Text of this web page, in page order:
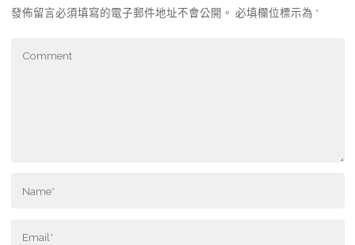
發佈留言必須填寫的電子郵件地址不會公開。 必填欄位標示為 *